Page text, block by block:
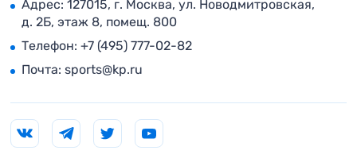
Адрес: 127015, г. Москва, ул. Новодмитровская,
д. 2Б, этаж 8, помещ. 800
Телефон: +7 (495) 777-02-82
Почта: sports@kp.ru